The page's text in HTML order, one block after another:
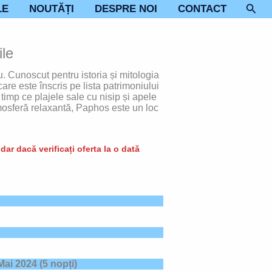
NOUTĂȚI DESPRE NOI CONTACT
Cunoscut pentru istoria și mitologia
este înscris pe lista patrimoniului
ce plajele sale cu nisip și apele
relaxantă, Paphos este un loc
dacă verificați oferta la o dată
2024(5 nopți)